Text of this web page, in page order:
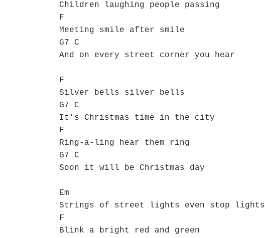
Children laughing people passing
F
Meeting smile after smile
G7 C
And on every street corner you hear
F
Silver bells silver bells
G7 C
It's Christmas time in the city
F
Ring-a-ling hear them ring
G7 C
Soon it will be Christmas day
Em
Strings of street lights even stop lights
F
Blink a bright red and green